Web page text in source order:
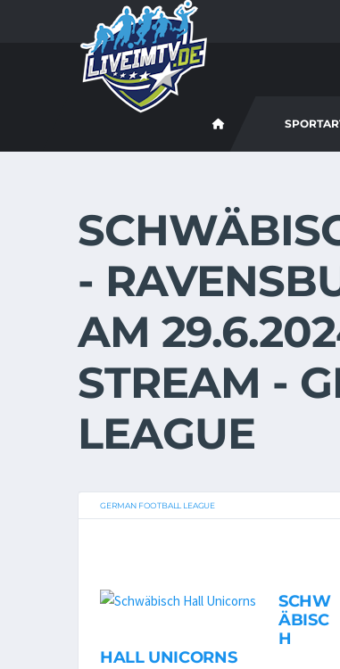
-
AM
STREAM -
LEAGUE
GERMAN FOOTBALL LEAGUE
SCHW
ÄBISC
H
HALL UNICORNS